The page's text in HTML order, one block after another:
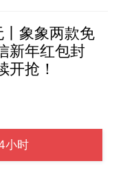
象象两款免
新年红包封
开抢！
小时